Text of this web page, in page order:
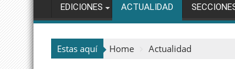
EDICIONES ACTUALIDAD
Estas aquí Home Actualidad